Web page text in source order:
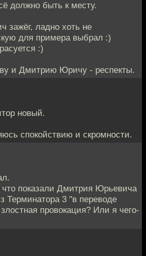
должно быть к месту.
зажёг, ладно хоть не
для примера выбрал :)
:)
и Дмитрию Юричу - респекты.
новый.
спокойствию и скромности.
что показали Дмитрия Юрьевича
Терминатора 3 "в переводе
провокация? Или я чего-